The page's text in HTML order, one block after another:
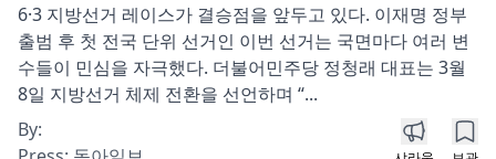
6·3 지방선거 레이스가 결승점을 앞두고 있다. 이재명 정부
출범 후 첫 전국 단위 선거인 이번 선거는 국면마다 여러 변
수들이 민심을 자극했다. 더불어민주당 정청래 대표는 3월
8일 지방선거 체제 전환을 선언하며 “...
By: